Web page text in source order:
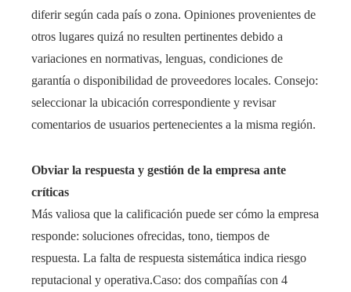
diferir según cada país o zona. Opiniones provenientes de
otros lugares quizá no resulten pertinentes debido a
variaciones en normativas, lenguas, condiciones de
garantía o disponibilidad de proveedores locales. Consejo:
seleccionar la ubicación correspondiente y revisar
comentarios de usuarios pertenecientes a la misma región.
Obviar la respuesta y gestión de la empresa ante
críticas
Más valiosa que la calificación puede ser cómo la empresa
responde: soluciones ofrecidas, tono, tiempos de
respuesta. La falta de respuesta sistemática indica riesgo
reputacional y operativa.Caso: dos compañías con 4